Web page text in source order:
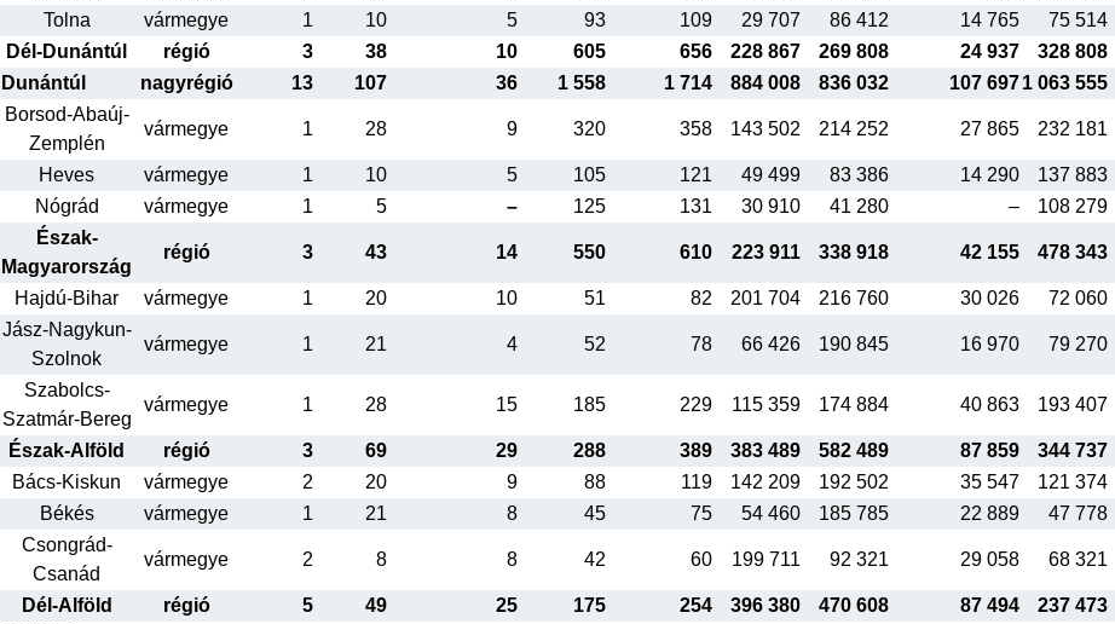
Tolna
vármegye 1 10 5 93 109 29 707 86 412 14 765 75 514
Dél-Dunántúl
régió 3 38 10 605 656 228 867 269 808 24 937 328 808
Dunántúl
nagyrégió 13 107 36 1 558 1 714 884 008 836 032 107 6971 063 555
Borsod-Abaúj-
Zemplén
vármegye 1 28 9 320 358 143 502 214 252 27 865 232 181
Heves vármegye 1 10 5 105 121 49 499 83 386 14 290 137 883
Nógrád
vármegye 1 5 – 125 131 30 910 41 280 – 108 279
Észak-
Magyarország
régió 3 43 14 550 610 223 911 338 918 42 155 478 343
Hajdú-Bihar vármegye 1 20 10 51 82 201 704 216 760 30 026 72 060
Jász-Nagykun-
Szolnok
vármegye 1 21 4 52 78 66 426 190 845 16 970 79 270
Szabolcs-
Szatmár-Bereg
vármegye 1 28 15 185 229 115 359 174 884 40 863 193 407
Észak-Alföld régió 3 69 29 288 389 383 489 582 489 87 859 344 737
Bács-Kiskun
vármegye 2 20 9 88 119 142 209 192 502 35 547 121 374
Békés
vármegye 1 21 8 45 75 54 460 185 785 22 889 47 778
Csongrád-
Csanád
vármegye 2 8 8 42 60 199 711 92 321 29 058 68 321
Dél-Alföld régió 5 49 25 175 254 396 380 470 608 87 494 237 473